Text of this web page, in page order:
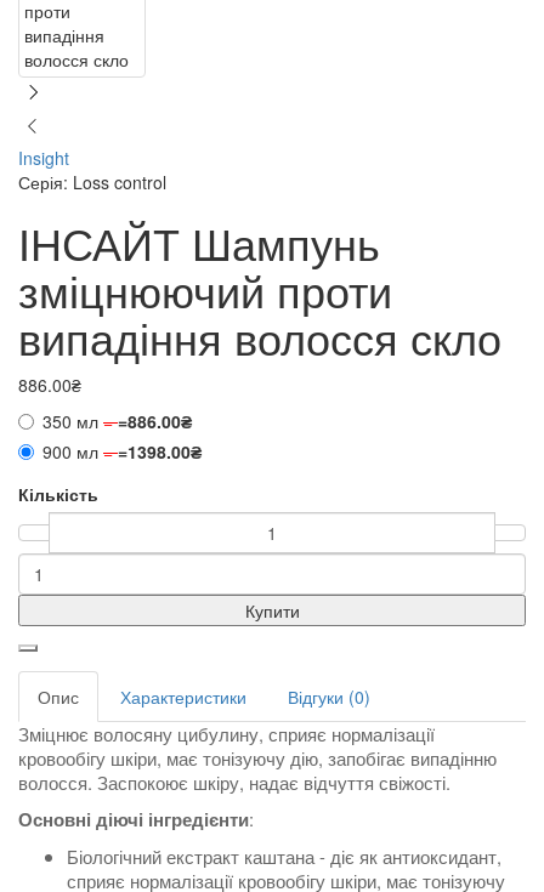
Insight
Серія: Loss control
ІНСАЙТ Шампунь
зміцнюючий проти
випадіння волосся скло
886.00₴
350 мл ==886.00₴
900 мл ==1398.00₴
Кількість
Купити
Опис Характеристики Відгуки (0)
Зміцнює волосяну цибулину, сприяє нормалізації
кровообігу шкіри, має тонізуючу дію, запобігає випадінню
волосся. Заспокоює шкіру, надає відчуття свіжості.
Основні діючі інгредієнти:
Біологічний екстракт каштана - діє як антиоксидант,
сприяє нормалізації кровообігу шкіри, має тонізуючу